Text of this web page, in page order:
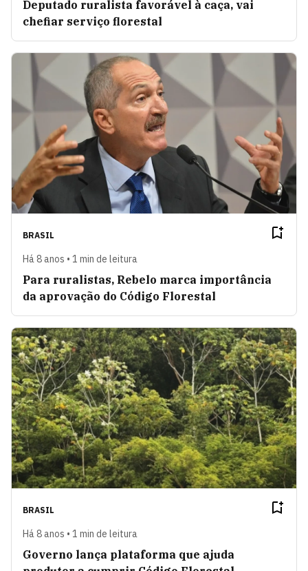
Deputado ruralista favorável à caça, vai
chefiar serviço florestal
BRASIL
Há 8 anos • 1 min de leitura
Para ruralistas, Rebelo marca importância
da aprovação do Código Florestal
BRASIL
Há 8 anos • 1 min de leitura
Governo lança plataforma que ajuda